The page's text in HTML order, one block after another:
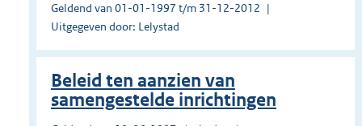
Geldend van 01-01-1997 t/m 31-12-2012
Uitgegeven door: Lelystad
Beleid ten aanzien van
samengestelde inrichtingen